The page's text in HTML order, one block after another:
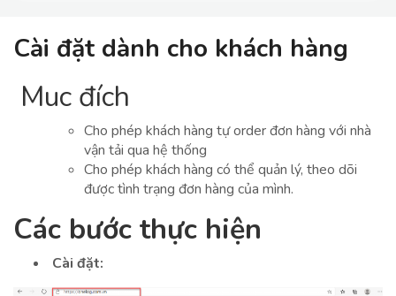
Cài đặt dành cho khách hàng
Muc đích
Cho phép khách hàng tự order đơn hàng với nhà
vận tải qua hệ thống
Cho phép khách hàng có thể quản lý, theo dõi
được tình trạng đơn hàng của mình.
Các bước thực hiện
Cài đặt: